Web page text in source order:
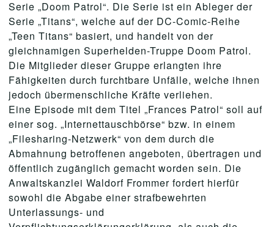
Serie „Doom Patrol“. Die Serie ist ein Ableger der
Serie „Titans“, welche auf der DC-Comic-Reihe
„Teen Titans“ basiert, und handelt von der
gleichnamigen Superhelden-Truppe Doom Patrol.
Die Mitglieder dieser Gruppe erlangten ihre
Fähigkeiten durch furchtbare Unfälle, welche ihnen
jedoch übermenschliche Kräfte verliehen.
Eine Episode mit dem Titel „Frances Patrol“ soll auf
einer sog. „Internettauschbörse“ bzw. in einem
„Filesharing-Netzwerk“ von dem durch die
Abmahnung betroffenen angeboten, übertragen und
öffentlich zugänglich gemacht worden sein. Die
Anwaltskanzlei Waldorf Frommer fordert hierfür
sowohl die Abgabe einer strafbewehrten
Unterlassungs- und